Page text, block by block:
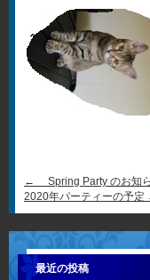
←
Spring Party のお知
2020年パーティーの予定
最近の投稿